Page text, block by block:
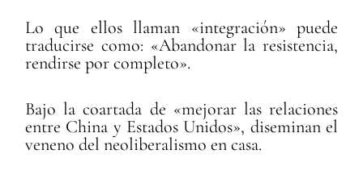
Lo que ellos llaman «integración» puede
traducirse como: «Abandonar la resistencia,
rendirse por completo».
Bajo la coartada de «mejorar las relaciones
entre China y Estados Unidos», diseminan el
veneno del neoliberalismo en casa.